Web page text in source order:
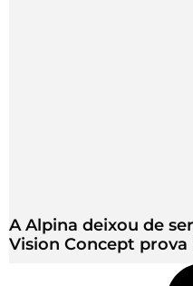
A Alpina deixou de
Vision Concept prova